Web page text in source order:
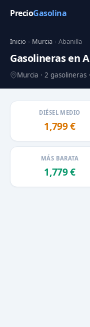
PrecioGasolina
Inicio › Murcia › Abanilla
Gasolineras en
Murcia · 2
DIÉSEL MEDIO
1,799 €
MÁS BARATA
1,779 €